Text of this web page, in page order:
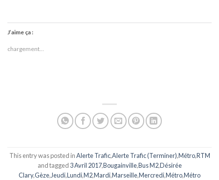
J’aime ça :
chargement…
This entry was posted inAlerte Trafic,Alerte Trafic (Terminer),Métro,RTM
and tagged 3 Avril 2017,Bougainville,Bus M2,Désirée
Clary,Gèze,Jeudi,Lundi,M2,Mardi,Marseille,Mercredi,Métro,Métro